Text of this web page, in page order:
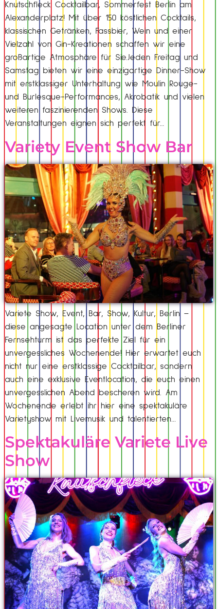
Knutschfleck Cocktailbar, Sommerfest Berlin am
Alexanderplatz! Mit über 150 köstlichen Cocktails,
klassischen Getränken, Fassbier, Wein und einer
Vielzahl von Gin-Kreationen schaffen wir eine
großartige Atmosphäre für Sie.Jeden Freitag und
Samstag bieten wir eine einzigartige Dinner-Show
mit erstklassiger Unterhaltung wie Moulin Rouge-
und Burlesque-Performances, Akrobatik und vielen
weiteren faszinierenden Shows. Diese
Veranstaltungen eignen sich perfekt für…
Variety Event Show Bar
Variete Show, Event, Bar, Show, Kultur, Berlin –
diese angesagte Location unter dem Berliner
Fernsehturm ist das perfekte Ziel für ein
unvergessliches Wochenende! Hier erwartet euch
nicht nur eine erstklassige Cocktailbar, sondern
auch eine exklusive Eventlocation, die euch einen
unvergesslichen Abend bescheren wird. Am
Wochenende erlebt ihr hier eine spektakuläre
Varietyshow mit Livemusik und talentierten…
Spektakuläre Variete Live
Show